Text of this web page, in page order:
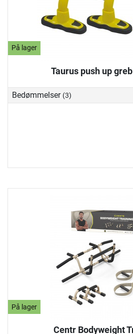
På lager
Taurus push up
Bedømmelser (3)
På lager
Centr Bodyweight